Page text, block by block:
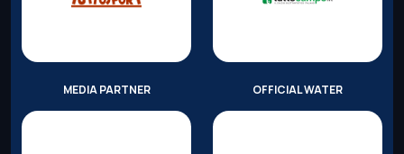
MEDIA PARTNER OFFICIAL WATER